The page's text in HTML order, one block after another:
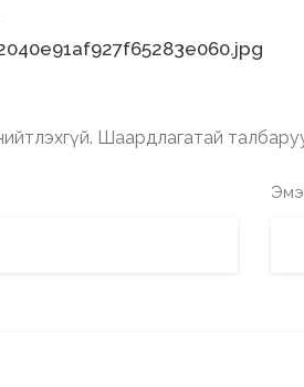
Шаардлагатай